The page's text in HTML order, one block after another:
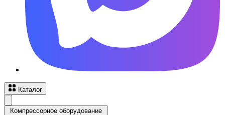
Каталог
Компрессорное оборудование